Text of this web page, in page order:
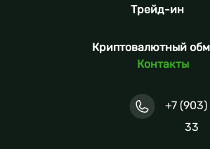
Трейд-ин
Криптовалютный
Контакты
+7
33